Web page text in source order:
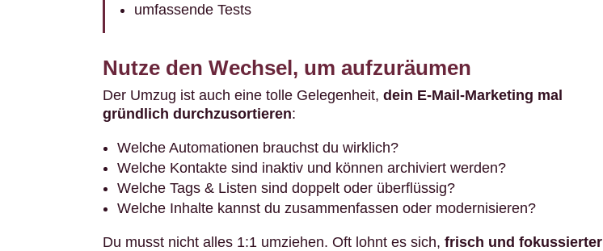
umfassende Tests
Nutze den Wechsel, um aufzuräumen
Der Umzug ist auch eine tolle Gelegenheit, dein E-Mail-Marketing mal
gründlich durchzusortieren:
Welche Automationen brauchst du wirklich?
Welche Kontakte sind inaktiv und können archiviert werden?
Welche Tags & Listen sind doppelt oder überflüssig?
Welche Inhalte kannst du zusammenfassen oder modernisieren?
Du musst nicht alles 1:1 umziehen. Oft lohnt es sich, frisch und fokussierter